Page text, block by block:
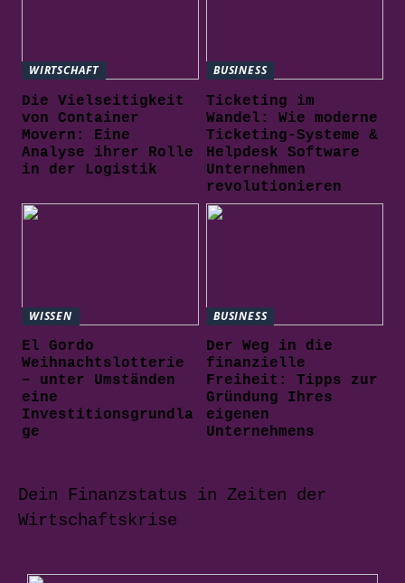
WIRTSCHAFT
Die Vielseitigkeit
von Container
Movern: Eine
Analyse ihrer Rolle
in der Logistik
BUSINESS
Ticketing im
Wandel: Wie moderne
Ticketing-Systeme &
Helpdesk Software
Unternehmen
revolutionieren
WISSEN
El Gordo
Weihnachtslotterie
– unter Umständen
eine
Investitionsgrundla
ge
BUSINESS
Der Weg in die
finanzielle
Freiheit: Tipps zur
Gründung Ihres
eigenen
Unternehmens
Dein Finanzstatus in Zeiten der
Wirtschaftskrise